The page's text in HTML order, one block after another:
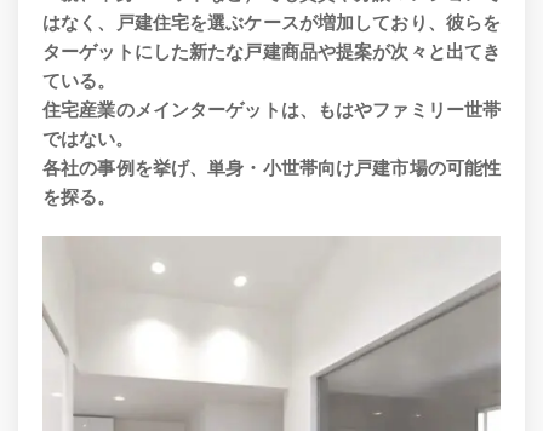
はなく、戸建住宅を選ぶケースが増加しており、彼らを
ターゲットにした新たな戸建商品や提案が次々と出てき
ている。
住宅産業のメインターゲットは、もはやファミリー世帯
ではない。
各社の事例を挙げ、単身・小世帯向け戸建市場の可能性
を探る。